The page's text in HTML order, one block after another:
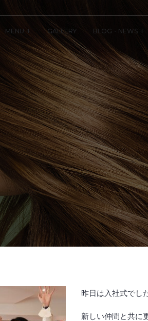
MENU GALLERY BLOG・NEWS
昨日は入社式でし
新しい仲間と共に